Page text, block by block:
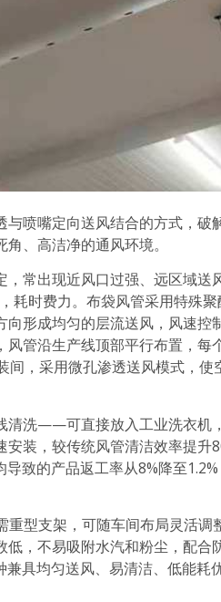
喷嘴定向送风结合的方式，破
、高洁净的通风环境。
常出现近风口过强、远区域送
耗时费力。布袋风管采用特殊
形成均匀的层流送风，风速控
管沿生产线顶部平行布置，每
，采用微孔渗透送风模式，使
清洗——可直接放入工业洗衣机
装，较传统风管清洁效率提升
致的产品返工率从8%降至
型支架，可随车间布局灵活调
，不易吸附水汽和粉尘，配合
具均匀送风、易清洁、低能耗